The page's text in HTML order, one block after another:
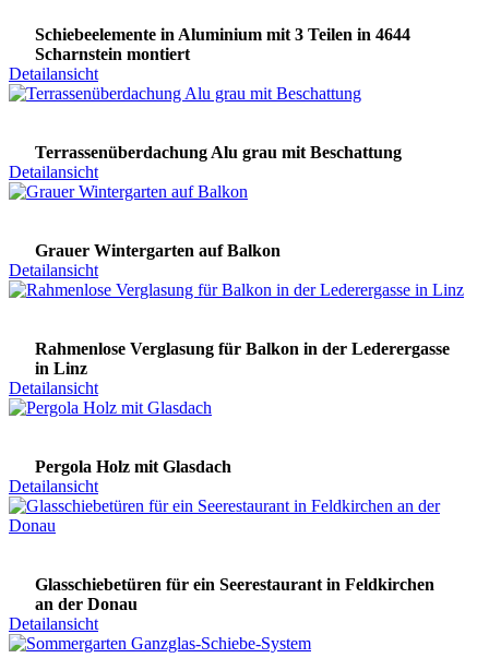
Schiebeelemente in Aluminium mit 3 Teilen in 4644
Scharnstein montiert
Detailansicht
Terrassenüberdachung Alu grau mit Beschattung
Detailansicht
Grauer Wintergarten auf Balkon
Detailansicht
Rahmenlose Verglasung für Balkon in der Lederergasse
in Linz
Detailansicht
Pergola Holz mit Glasdach
Detailansicht
Glasschiebetüren für ein Seerestaurant in Feldkirchen
an der Donau
Detailansicht